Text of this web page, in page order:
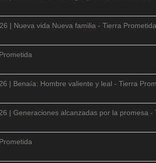
| Nueva vida Nueva familia - Tierra Prometida
| Benaía: Hombre valiente y leal - Tierra
| Generaciones alcanzadas por la promesa -